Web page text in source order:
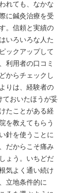
れても、なかな
に鍼灸治療を受
。信頼と実績の
いろいろな人た
ックアップして
利用者の口コミ
からチェックし
りは、経験者の
ておいたほうが妥
たことがある経
を教えてもらう
針を使うことに
だからこそ痛み
ょう。いちどだ
気よく通い続け
立地条件的に